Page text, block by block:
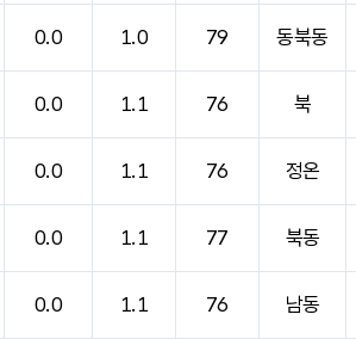
0.0 1.0 79 동북동
0.0 1.1 76 북
0.0 1.1 76 정온
0.0 1.1 77 북동
0.0 1.1 76 남동